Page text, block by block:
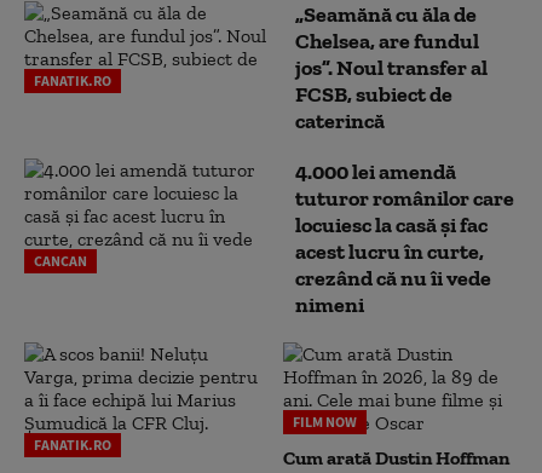
FANATIK.RO
„Seamănă cu ăla de
Chelsea, are fundul
jos”. Noul transfer al
FCSB, subiect de
caterincă
CANCAN
4.000 lei amendă
tuturor românilor care
locuiesc la casă și fac
acest lucru în curte,
crezând că nu îi vede
nimeni
FANATIK.RO
FILM NOW
Cum arată Dustin Hoffman